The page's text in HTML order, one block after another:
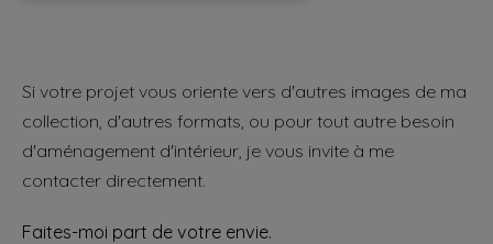
Si votre projet vous oriente vers d'autres images de ma
collection, d'autres formats, ou pour tout autre besoin
d'aménagement d'intérieur, je vous invite à me
contacter directement.
Faites-moi part de votre envie.